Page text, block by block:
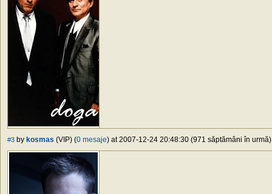
#3 by kosmas (VIP) (0 mesaje) at 2007-12-24 20:48:30 (971 săptămâni în urmă)